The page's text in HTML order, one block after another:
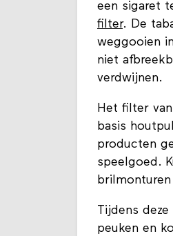
een sigaret
filter. De
weggooien
niet
verdwijnen.
Het filter
basis
producten
speelgoed.
Tijdens
peuken en